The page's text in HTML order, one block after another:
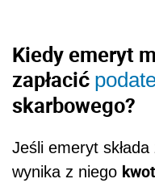
Kiedy emeryt
zapłacić
skarbowego?
Jeśli emeryt
wynika z niego